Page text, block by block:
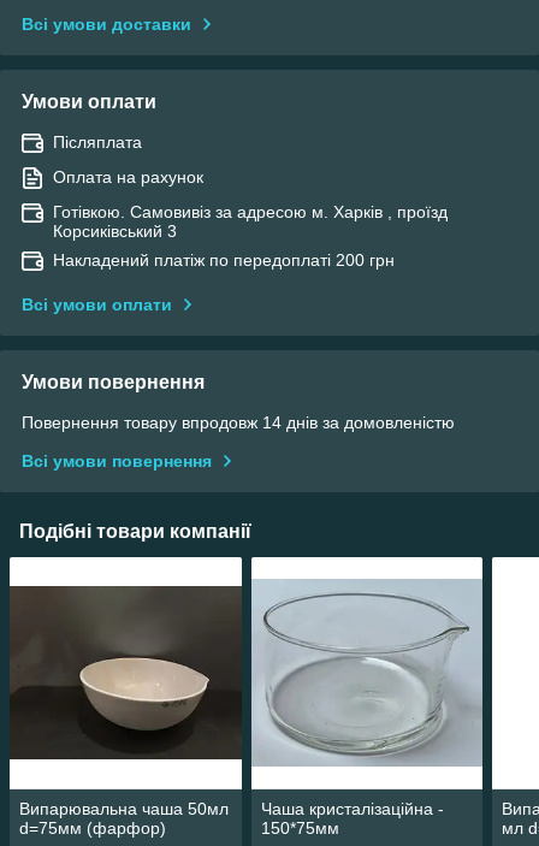
Всі умови доставки
Умови оплати
Післяплата
Оплата на рахунок
Готівкою. Самовивіз за адресою м. Харків , проїзд
Корсиківський 3
Накладений платіж по передоплаті 200 грн
Всі умови оплати
Умови повернення
Повернення товару впродовж 14 днів за домовленістю
Всі умови повернення
Подібні товари компанії
Випарювальна чаша 50мл
d=75мм (фарфор)
Чаша кристалізаційна -
150*75мм
мл